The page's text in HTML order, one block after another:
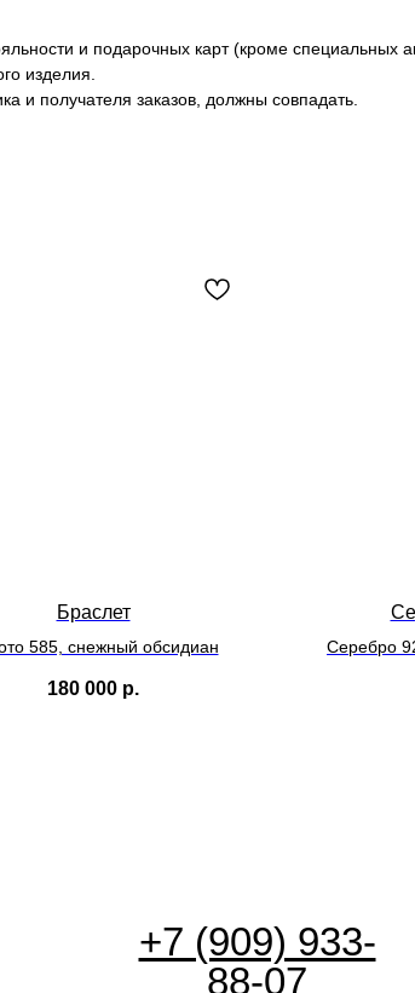
и подарочных карт (кроме специальных
изделия.
и получателя заказов, должны совпадать.
Браслет
585, снежный обсидиан
180 000 р.
Серебро
+7 (909) 933-
88-07